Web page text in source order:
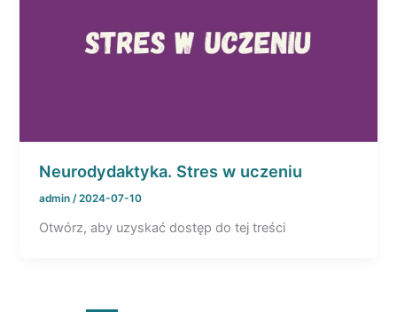
Neurodydaktyka. Stres w uczeniu
admin/2024-07-10
Otwórz, aby uzyskać dostęp do tej treści